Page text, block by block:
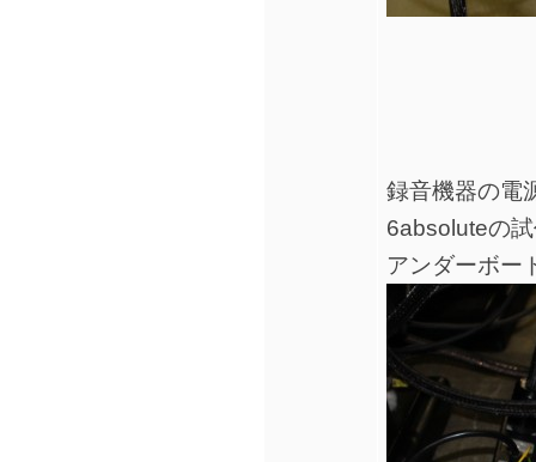
録音機器の電
6absoluteの
アンダーボー